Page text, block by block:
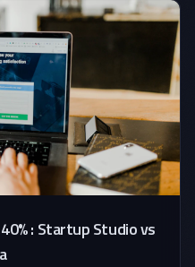
: Startup Studio vs